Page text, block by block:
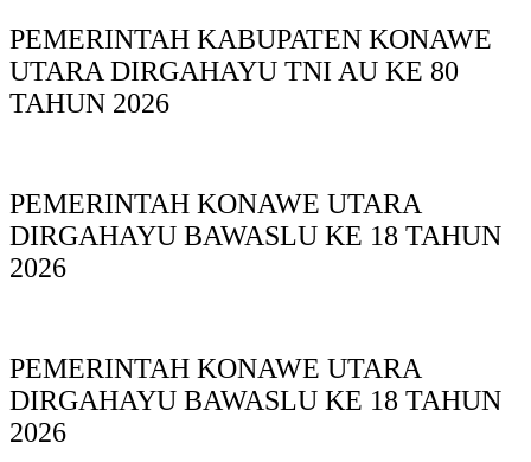
PEMERINTAH KABUPATEN KONAWE
UTARA DIRGAHAYU TNI AU KE 80
TAHUN 2026
PEMERINTAH KONAWE UTARA
DIRGAHAYU BAWASLU KE 18 TAHUN
2026
PEMERINTAH KONAWE UTARA
DIRGAHAYU BAWASLU KE 18 TAHUN
2026